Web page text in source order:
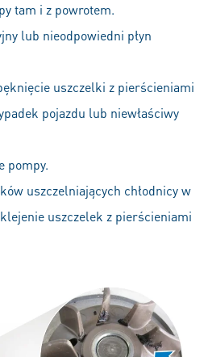
tam i z powrotem.
lub nieodpowiedni płyn
uszczelki z pierścieniami
pojazdu lub niewłaściwy
pompy.
uszczelniających chłodnicy w
uszczelek z pierścieniami